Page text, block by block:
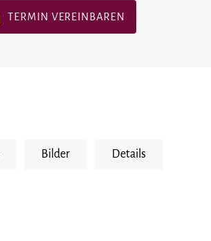
TERMIN VEREINBAREN
Bilder Details